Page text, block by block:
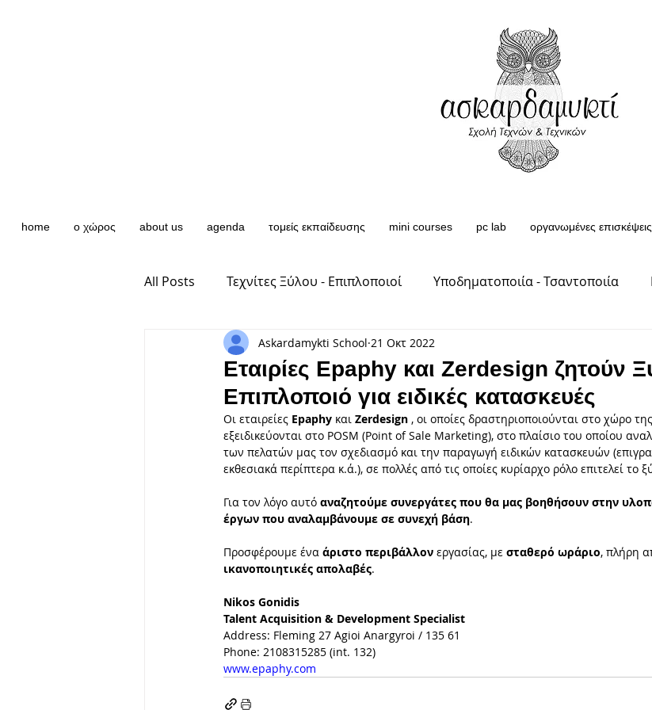
home ο χώρος about us agenda τομείς εκπαίδευσης mini courses pc lab οργανωμένες επισκέψεις
All Posts Τεχνίτες Ξύλου - Επιπλοποιοί Υποδηματοποιία - Τσαντοποιία
Υφαντική - Μακραμέ - Σχέδιο Υφάσματ Κερμαμικά - Γλύπτες - Ζωγράφοι
Σχέδιο Μόδας - Πατρόν - Ραπική Δράσεις & Συνεργασίες Εκθέσεις
Κοινωνική Ευθύνη Πολιτισμός Διαγωνισμοί Θέσεις Εργασίας
Εταιρίες Epaphy και Ζerdesign ζητούν
Επιπλοποιό για ειδικές κατασκευές
Askardamykti School 21 Οκτ 2022
Οι εταιρείες Epaphy και Zerdesign , οι οποίες δραστηριοποιούνται στο χώρο
εξειδικεύονται στο POSM (Point of Sale Marketing), στο πλαίσιο του οποίου
των πελατών μας τον σχεδιασμό και την παραγωγή ειδικών κατασκευών
εκθεσιακά περίπτερα κ.ά.), σε πολλές από τις οποίες κυρίαρχο ρόλο επιτελεί το
Για τον λόγο αυτό αναζητούμε συνεργάτες που θα μας βοηθήσουν στην
έργων που αναλαμβάνουμε σε συνεχή βάση.
Προσφέρουμε ένα άριστο περιβάλλον εργασίας, με σταθερό ωράριο, πλήρη
ικανοποιητικές απολαβές.
Nikos Gonidis
Talent Acquisition & Development Specialist
Address: Fleming 27 Agioi Anargyroi / 135 61
Phone: 2108315285 (int. 132)
www.epaphy.com